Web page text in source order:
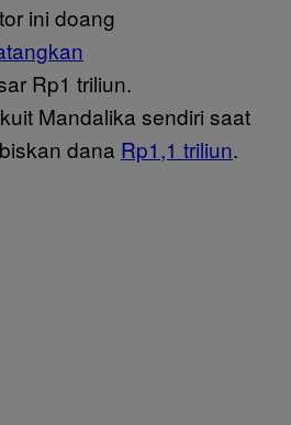
ini doang
Rp1 triliun.
Mandalika sendiri saat
dana Rp1,1 triliun.